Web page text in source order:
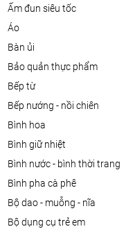
ấm đun siêu tốc
áo
bàn ủi
bảo quản thực phẩm
bếp từ
bếp nướng - nồi chiên
bình hoa
bình giữ nhiệt
bình nước - bình thời trang
bình pha cà phê
bộ dao - muỗng - nĩa
bộ dụng cụ trẻ em